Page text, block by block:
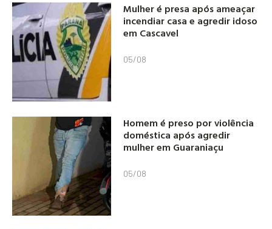
Mulher é presa após ameaçar
incendiar casa e agredir idoso
em Cascavel
05/08
Homem é preso por violência
doméstica após agredir
mulher em Guaraniaçu
05/08